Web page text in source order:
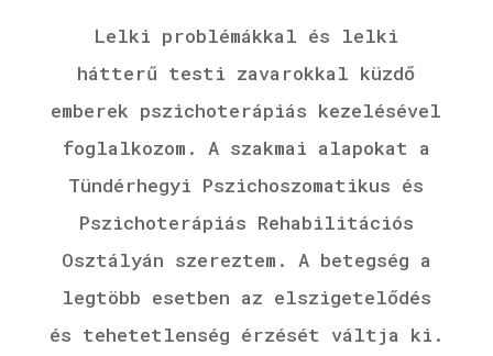
Lelki problémákkal és lelki
hátterű testi zavarokkal küzdő
emberek pszichoterápiás kezelésével
foglalkozom. A szakmai alapokat a
Tündérhegyi Pszichoszomatikus és
Pszichoterápiás Rehabilitációs
Osztályán szereztem. A betegség a
legtöbb esetben az elszigetelődés
és tehetetlenség érzését váltja ki.